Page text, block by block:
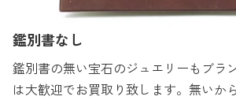
鑑別書なし
鑑別書の無い宝石のジュエリーもブラ
は大歓迎でお買取り致します。無いか